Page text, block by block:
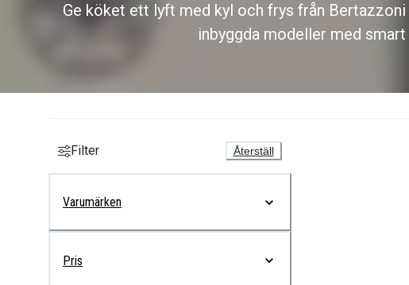
Ge köket ett lyft med kyl och frys från
inbyggda modeller med
Filter Återställ
Varumärken
Pris